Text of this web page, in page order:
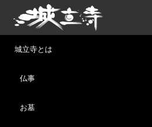
城立寺とは
仏事
お墓
ブログ